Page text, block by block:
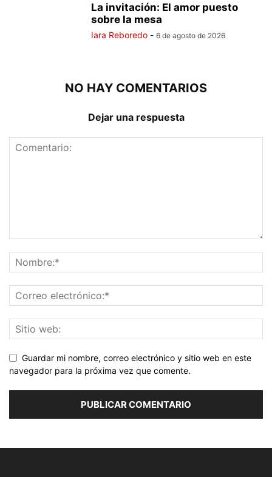
La invitación: El amor puesto
sobre la mesa
Iara Reboredo - 6 de agosto de 2026
NO HAY COMENTARIOS
Dejar una respuesta
Guardar mi nombre, correo electrónico y sitio web en este
navegador para la próxima vez que comente.